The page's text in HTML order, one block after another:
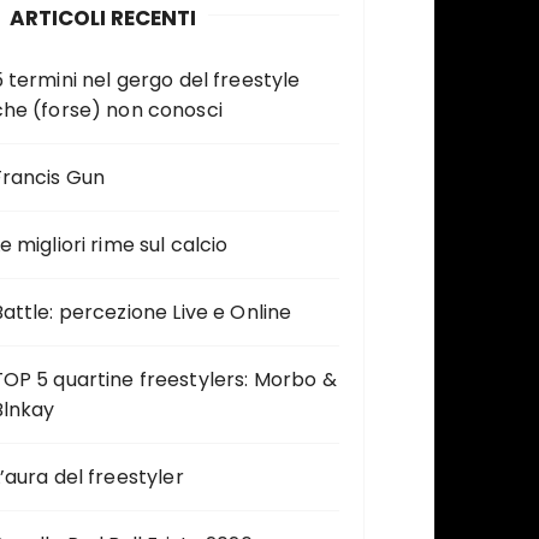
ARTICOLI RECENTI
termini nel gergo del freestyle
(forse) non conosci
Gun
migliori rime sul calcio
percezione Live e Online
5 quartine freestylers: Morbo &
del freestyler